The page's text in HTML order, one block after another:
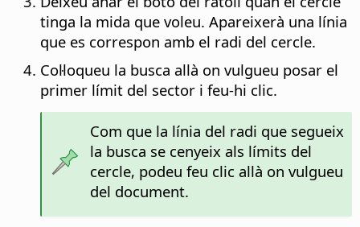
tinga la mida que voleu. Apareixerà una línia
que es correspon amb el radi del cercle.
Col·loqueu la busca allà on vulgueu posar el
primer límit del sector i feu-hi clic.
Com que la línia del radi que segueix
la busca se cenyeix als límits del
cercle, podeu feu clic allà on vulgueu
del document.